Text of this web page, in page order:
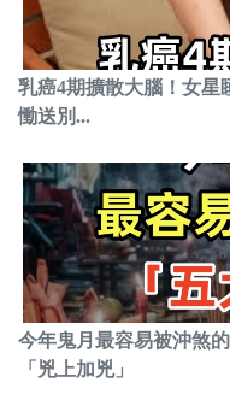
乳癌4期擴散大腦！女星
慟送別...
今年鬼月最容易被沖煞
「兇上加兇」